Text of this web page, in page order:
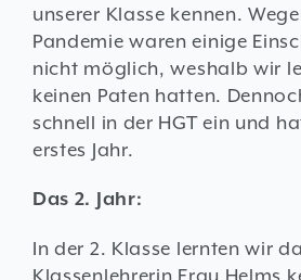
unserer Klasse kennen.
Pandemie waren einige
nicht möglich, weshalb wir
keinen Paten hatten.
schnell in der HGT ein und
erstes Jahr.
Das 2. Jahr:
In der 2. Klasse lernten wir